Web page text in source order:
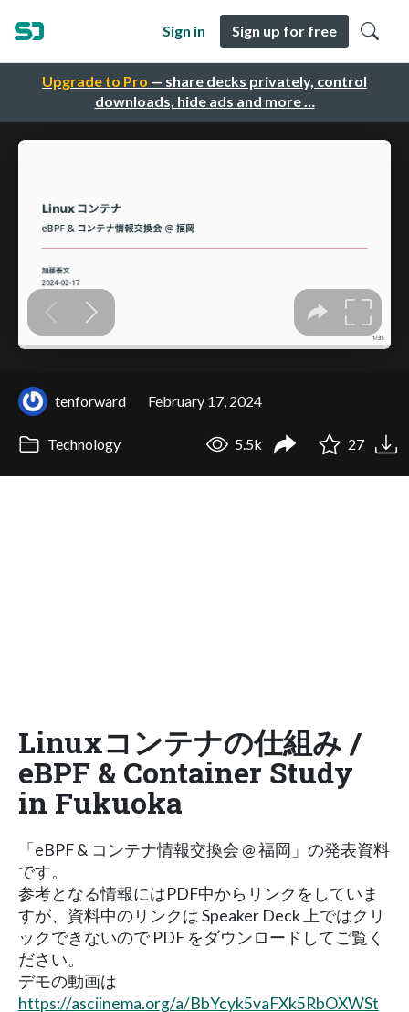
Upgrade to Pro — share decks privately, control
downloads, hide ads and more …
Sign in Sign up for free
tenforward February 17, 2024
Technology 5.5k 27
Linuxコンテナの仕組み /
eBPF & Container Study
in Fukuoka
「eBPF & コンテナ情報交換会 @ 福岡」の発表資料
です。
参考となる情報にはPDF中からリンクをしていま
すが、資料中のリンクは Speaker Deck 上ではクリ
ックできないので PDF をダウンロードしてご覧く
ださい。
デモの動画は
https://asciinema.org/a/BbYcyk5vaFXk5RbOXWSt